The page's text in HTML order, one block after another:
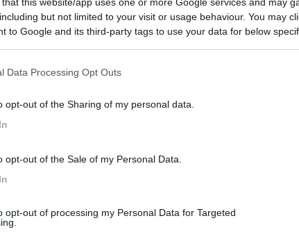
but not limited to your visit or usage behaviour. You may
to Google and its third-party tags to use your data for below
Data Processing Opt Outs
opt-out of the Sharing of my personal data.
opt-out of the Sale of my Personal Data.
opt-out of processing my Personal Data for Targeted
di farlo ? E cercare in rete prima è più semplice Meglio di DueElle e
morta proprio.portata dal tecnico autorizzato ha provato a